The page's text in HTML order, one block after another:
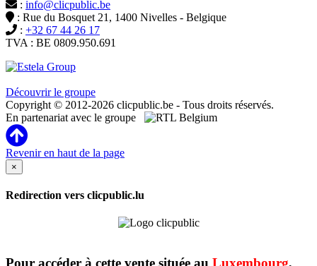
: info@clicpublic.be
: Rue du Bosquet 21, 1400 Nivelles - Belgique
: +32 67 44 26 17
TVA : BE 0809.950.691
Découvrir le groupe
Copyright © 2012-2026 clicpublic.be - Tous droits réservés.
En partenariat avec le groupe
Revenir en haut de la page
×
Redirection vers clicpublic.lu
Pour accéder à cette vente située au Luxembourg,